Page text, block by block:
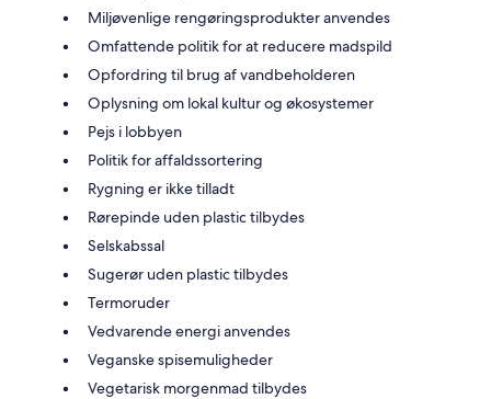
Miljøvenlige rengøringsprodukter anvendes
Omfattende politik for at reducere madspild
Opfordring til brug af vandbeholderen
Oplysning om lokal kultur og økosystemer
Pejs i lobbyen
Politik for affaldssortering
Rygning er ikke tilladt
Rørepinde uden plastic tilbydes
Selskabssal
Sugerør uden plastic tilbydes
Termoruder
Vedvarende energi anvendes
Veganske spisemuligheder
Vegetarisk morgenmad tilbydes